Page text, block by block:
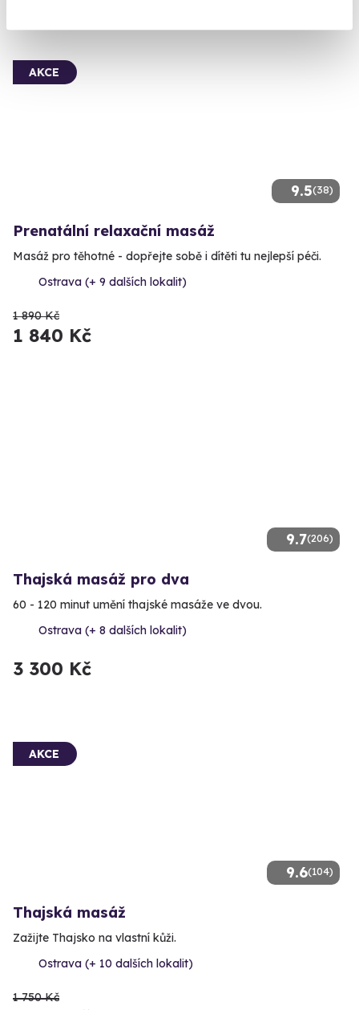
9.5(38)
AKCE
Prenatální relaxační masáž
Masáž pro těhotné - dopřejte sobě i dítěti tu nejlepší péči.
Ostrava (+ 9 dalších lokalit)
1 890 Kč
1 840 Kč
9.7(206)
Thajská masáž pro dva
60 - 120 minut umění thajské masáže ve dvou.
Ostrava (+ 8 dalších lokalit)
3 300 Kč
9.6(104)
AKCE
Thajská masáž
Zažijte Thajsko na vlastní kůži.
Ostrava (+ 10 dalších lokalit)
1 750 Kč